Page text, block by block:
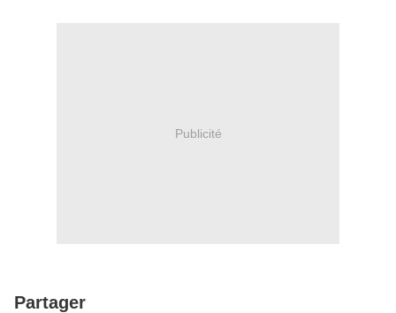
Publicité
Partager